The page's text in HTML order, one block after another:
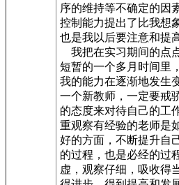
序的维持等不确定的因
控制能力提出了比我想
也是我以后要注意和提
我把在实习期间的点
短暂的一个多月时间里
我的能力在逐渐地发生
一个新教师，一定要戒
的态度来对待自己的工
重观察有经验的老师是
好的方面，不断提升自
的过程，也是必经的过
虚，观察仔细，吸收得